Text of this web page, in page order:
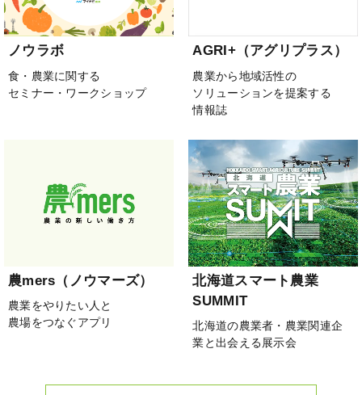
ノウラボ
食・農業に関する
セミナー・ワークショップ
AGRI+（アグリプラス）
農業から地域活性の
ソリューションを提案する
情報誌
農mers（ノウマーズ）
農業をやりたい人と
農場をつなぐアプリ
北海道スマート農業
SUMMIT
北海道の農業者・農業関連企
業と出会える展示会